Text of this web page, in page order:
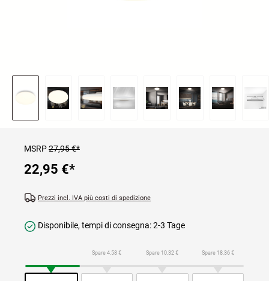
MSRP27,95 €*
22,95 €*
Prezzi incl. IVA più costi di spedizione
Disponibile, tempi di consegna: 2-3 Tage
Spare 4,58 € Spare 10,32 € Spare 18,36 €